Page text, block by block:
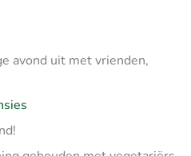
avond uit met vrienden,